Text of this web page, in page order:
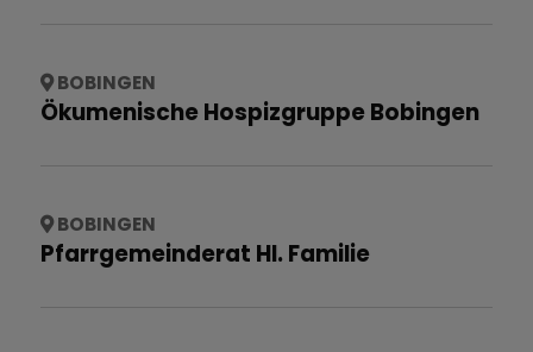
BOBINGEN
Ökumenische Hospizgruppe Bobingen
BOBINGEN
Pfarrgemeinderat Hl. Familie